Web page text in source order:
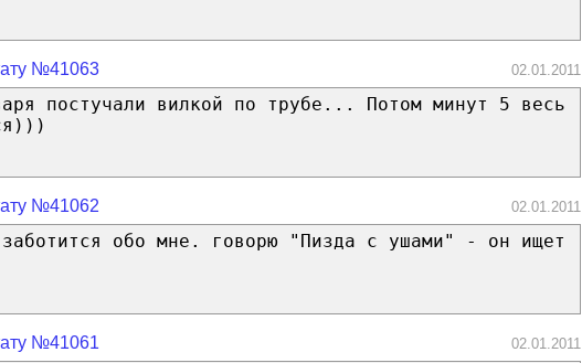
№41063 02.01.2011
постучали вилкой по трубе... Потом минут 5 весь
№41062 02.01.2011
заботится обо мне. говорю "Пизда с ушами" - он ищет
№41061 02.01.2011